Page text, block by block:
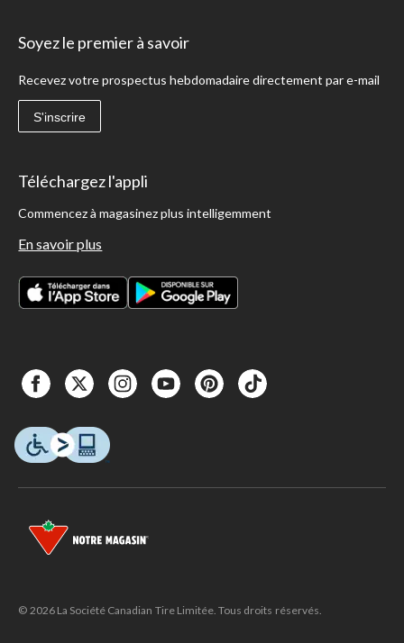
Soyez le premier à savoir
Recevez votre prospectus hebdomadaire directement par e-mail
S'inscrire
Téléchargez l'appli
Commencez à magasinez plus intelligemment
En savoir plus
© 2026 La Société Canadian Tire Limitée. Tous droits réservés.